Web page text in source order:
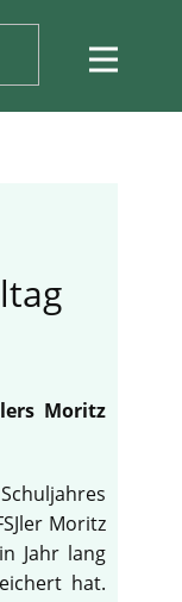
Moritz
Moritz
Jahr lang
hat.